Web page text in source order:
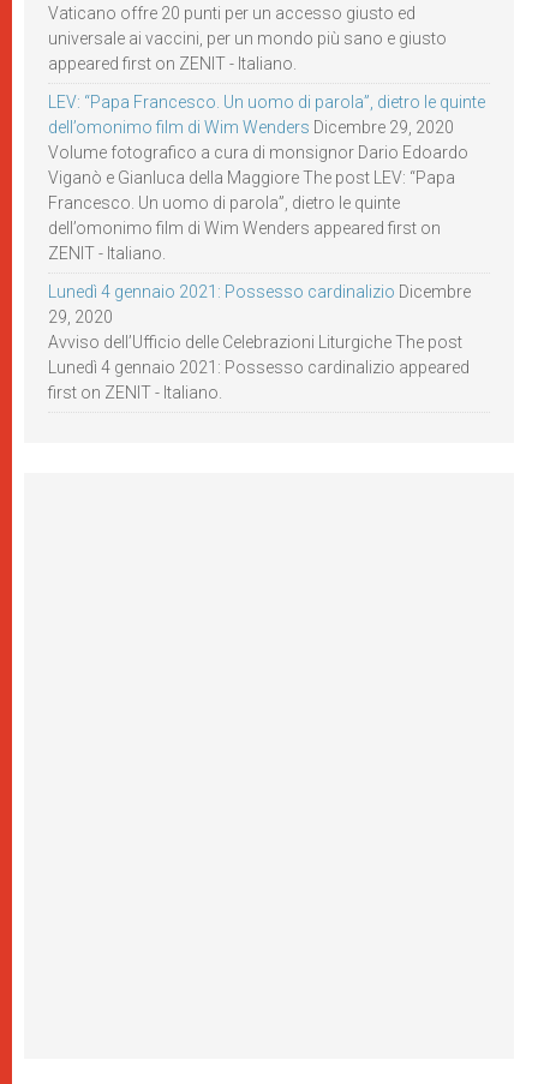
Vaticano offre 20 punti per un accesso giusto ed
universale ai vaccini, per un mondo più sano e giusto
appeared first on ZENIT - Italiano.
LEV: “Papa Francesco. Un uomo di parola”, dietro le quinte
dell’omonimo film di Wim Wenders Dicembre 29, 2020
Volume fotografico a cura di monsignor Dario Edoardo
Viganò e Gianluca della Maggiore The post LEV: “Papa
Francesco. Un uomo di parola”, dietro le quinte
dell’omonimo film di Wim Wenders appeared first on
ZENIT - Italiano.
Lunedì 4 gennaio 2021: Possesso cardinalizio Dicembre
29, 2020
Avviso dell’Ufficio delle Celebrazioni Liturgiche The post
Lunedì 4 gennaio 2021: Possesso cardinalizio appeared
first on ZENIT - Italiano.